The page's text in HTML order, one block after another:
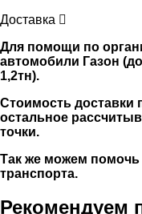
Доставка
Для помощи по
автомобили Газон
1,2тн).
Стоимость доставки
остальное
точки.
Так же можем
транспорта.
Рекомендуем